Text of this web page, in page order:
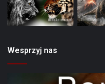
Wesprzyj nas